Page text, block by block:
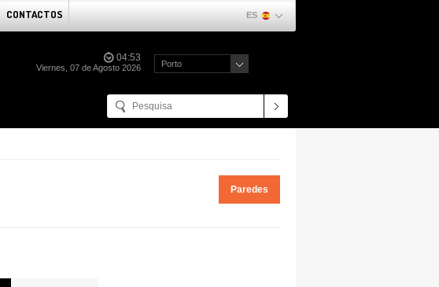
CONTACTOS ES
04:53
Viernes, 07 de Agosto 2026 Porto
Paredes